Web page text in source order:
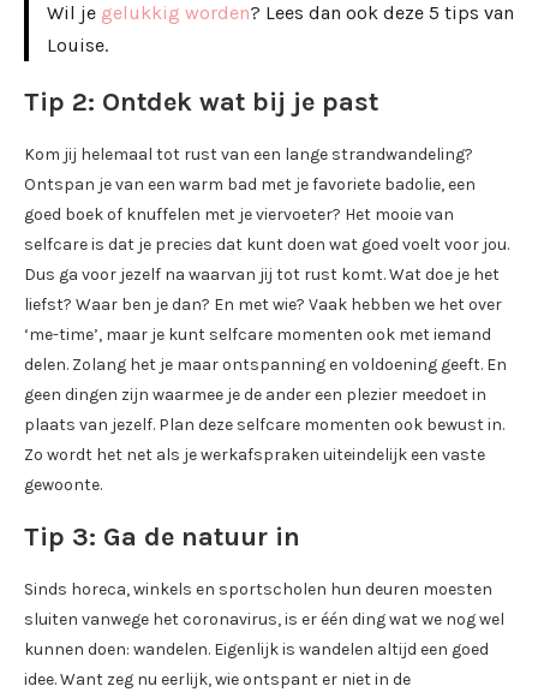
Wil je gelukkig worden? Lees dan ook deze 5 tips van
Louise.
Tip 2: Ontdek wat bij je past
Kom jij helemaal tot rust van een lange strandwandeling?
Ontspan je van een warm bad met je favoriete badolie, een
goed boek of knuffelen met je viervoeter? Het mooie van
selfcare is dat je precies dat kunt doen wat goed voelt voor jou.
Dus ga voor jezelf na waarvan jij tot rust komt. Wat doe je het
liefst? Waar ben je dan? En met wie? Vaak hebben we het over
‘me-time’, maar je kunt selfcare momenten ook met iemand
delen. Zolang het je maar ontspanning en voldoening geeft. En
geen dingen zijn waarmee je de ander een plezier meedoet in
plaats van jezelf. Plan deze selfcare momenten ook bewust in.
Zo wordt het net als je werkafspraken uiteindelijk een vaste
gewoonte.
Tip 3: Ga de natuur in
Sinds horeca, winkels en sportscholen hun deuren moesten
sluiten vanwege het coronavirus, is er één ding wat we nog wel
kunnen doen: wandelen. Eigenlijk is wandelen altijd een goed
idee. Want zeg nu eerlijk, wie ontspant er niet in de